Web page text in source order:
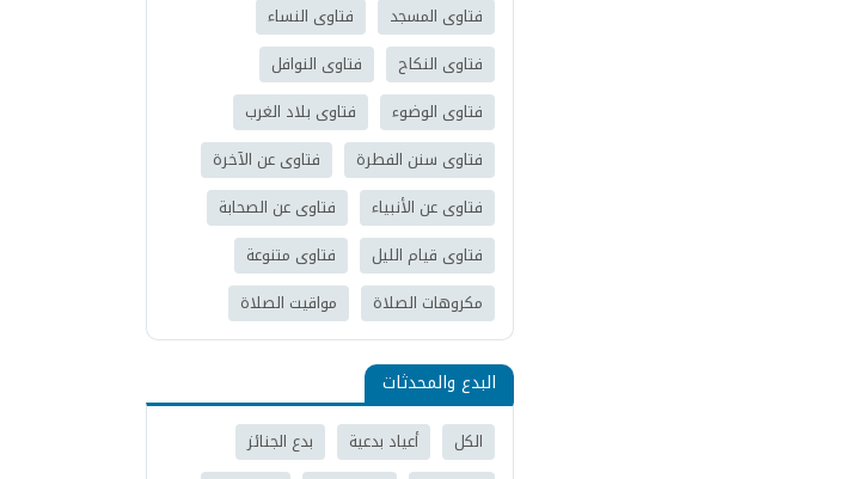
فتاوى المسجد
فتاوى النساء
فتاوى النكاح
فتاوى النوافل
فتاوى الوضوء
فتاوى بلاد الغرب
فتاوى سنن الفطرة
فتاوى عن الآخرة
فتاوى عن الأنبياء
فتاوى عن الصحابة
فتاوى قيام الليل
فتاوى متنوعة
مكروهات الصلاة
مواقيت الصلاة
البدع والمحدثات
الكل أعياد بدعية
بدع الجنائز